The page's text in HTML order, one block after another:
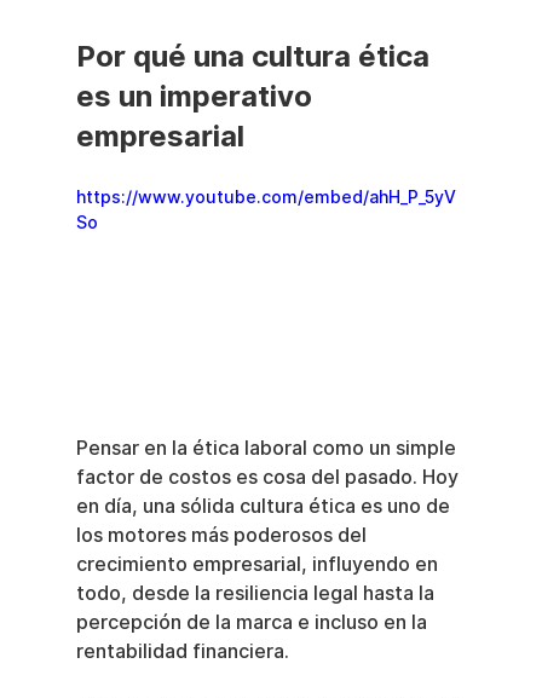
Por qué una cultura ética
es un imperativo
empresarial
https://www.youtube.com/embed/ahH_P_5yV
So
Pensar en la ética laboral como un simple
factor de costos es cosa del pasado. Hoy
en día, una sólida cultura ética es uno de
los motores más poderosos del
crecimiento empresarial, influyendo en
todo, desde la resiliencia legal hasta la
percepción de la marca e incluso en la
rentabilidad financiera.